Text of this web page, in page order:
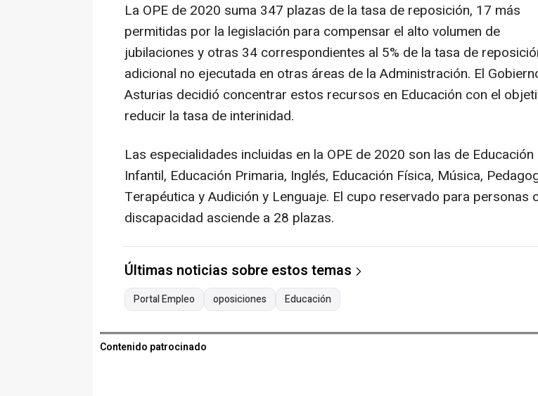
La OPE de 2020 suma 347 plazas de la tasa de reposición, 17 más
permitidas por la legislación para compensar el alto volumen de
jubilaciones y otras 34 correspondientes al 5% de la tasa de
adicional no ejecutada en otras áreas de la Administración. El
Asturias decidió concentrar estos recursos en Educación con el
reducir la tasa de interinidad.
Las especialidades incluidas en la OPE de 2020 son las de Educación
Infantil, Educación Primaria, Inglés, Educación Física, Música,
Terapéutica y Audición y Lenguaje. El cupo reservado para personas
discapacidad asciende a 28 plazas.
Últimas noticias sobre estos temas
Portal Empleo oposiciones Educación
Contenido patrocinado